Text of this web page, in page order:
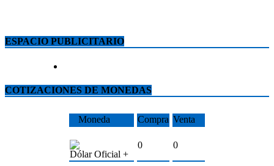
ESPACIO PUBLICITARIO
COTIZACIONES DE MONEDAS
Moneda Compra Venta
Dólar Oficial +
0 0